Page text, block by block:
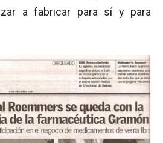
a fabricar para sí y para